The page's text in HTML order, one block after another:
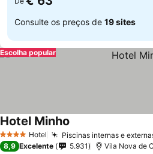
Consulte os preços de 19 sites
Escolha popular
4 EstrelasHotel Piscinas internas e
Hotel Minho
8,9 Excelente 5.931 Vila Nova de